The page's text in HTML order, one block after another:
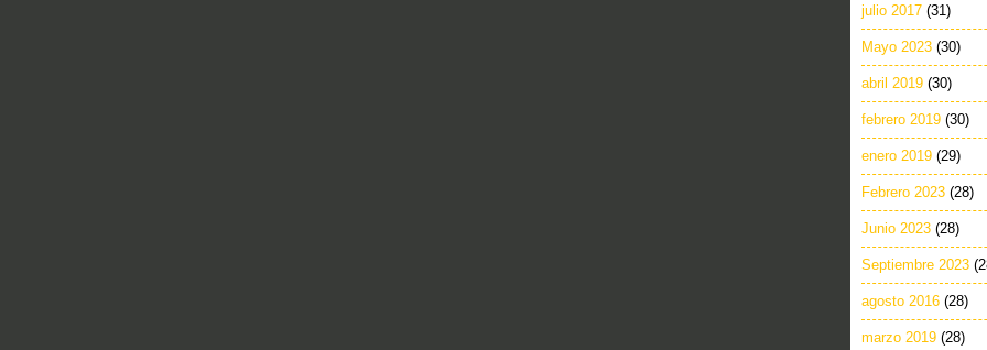
julio 2017 (31)
Mayo 2023 (30)
abril 2019 (30)
febrero 2019 (30)
enero 2019 (29)
Febrero 2023 (28)
Junio 2023 (28)
Septiembre 2023
agosto 2016 (28)
marzo 2019 (28)